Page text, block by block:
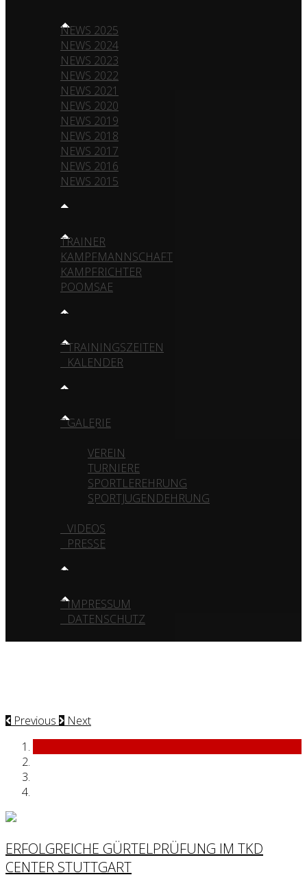
NEWS 2025
NEWS 2024
NEWS 2023
NEWS 2022
NEWS 2021
NEWS 2020
NEWS 2019
NEWS 2018
NEWS 2017
NEWS 2016
NEWS 2015
TEAM
TRAINER
KAMPFMANNSCHAFT
KAMPFRICHTER
POOMSAE
TRAINING
TRAININGSZEITEN
KALENDER
MEDIA
GALERIE
VEREIN
TURNIERE
SPORTLEREHRUNG
SPORTJUGENDEHRUNG
VIDEOS
PRESSE
KONTAKT
IMPRESSUM
DATENSCHUTZ
Previous Next
ERFOLGREICHE GÜRTELPRÜFUNG IM TKD
CENTER STUTTGART